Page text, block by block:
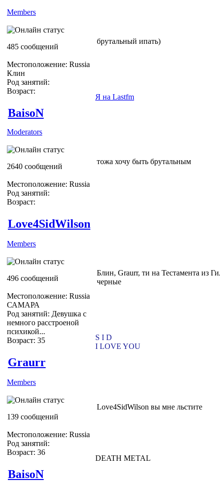
Members
485 сообщений
Местоположение: Russia
Клин
Род занятий:
Возраст:
брутальный ипать)
Я на Lastfm
BaisoN
Moderators
2640 сообщений
Местоположение: Russia
Род занятий:
Возраст:
тожа хочу быть брутальным
Love4SidWilson
Members
496 сообщений
Местоположение: Russia
САМАРА
Род занятий: Девушка с
немного расстроеной
психикой...
Возраст: 35
Блин, Graurr, ти на Тестамента из
черные
S I D
I LOVE YOU
Graurr
Members
139 сообщений
Местоположение: Russia
Род занятий:
Возраст: 36
Love4SidWilson вы мне льстите
DEATH METAL
BaisoN